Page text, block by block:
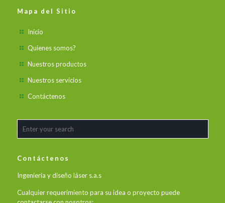
Mapa del Sitio
Inicio
Quienes somos?
Nuestros productos
Nuestros servicios
Contáctenos
Contáctenos
Ingenieria y diseño láser s.a.s
Cualquier requerimiento para su idea o proyecto puede